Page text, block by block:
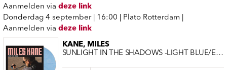
Aanmelden via deze link
Donderdag 4 september | 16:00 | Plato Rotterdam |
Aanmelden via deze link
KANE, MILES
SUNLIGHT IN THE SHADOWS -LIGHT BLUE/EXCLUSIVE-